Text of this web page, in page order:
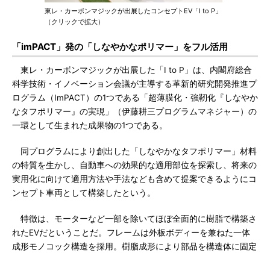
東レ・カーボンマジックが出展したコンセプトEV「I to P」
（クリックで拡大）
「imPACT」発の「しなやかなポリマー」をフル活用
東レ・カーボンマジックが出展した「I to P」は、内閣府総合
科学技術・イノベーション会議が主導する革新的研究開発推進プ
ログラム（ImPACT）の1つである「超薄膜化・強靭化『しなやか
なタフポリマー』の実現」（伊藤耕三プログラムマネジャー）の
一環として生まれた成果物の1つである。
同プログラムにより創出した「しなやかなタフポリマー」材料
の特質を生かし、自動車への効果的な適用部位を探索し、将来の
実用化に向けて適用方法や手法なども含めて提案できるようにコ
ンセプト車両として構築したという。
特徴は、モーターなど一部を除いてほぼ全面的に樹脂で構築さ
れたEVだということだ。フレームは外板ボディーを兼ねた一体
成形モノコック構造を採用。樹脂成形により部品を構造体に固定